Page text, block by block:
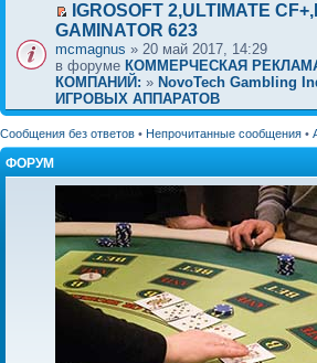
IGROSOFT 2,ULTIMATE
GAMINATOR 623
mcmagnus » 20 май 2017, 14:29
в форуме КОММЕРЧЕСКАЯ
КОМПАНИЙ: » NovoTech Gambling
ИГРОВЫХ АППАРАТОВ
Сообщения без ответов • Непрочитанные сообщения •
ФОРУМ